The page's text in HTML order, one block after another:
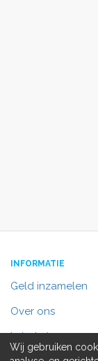
INFORMATIE
Geld inzamelen
Over ons
In het nieuws
Wij gebruiken